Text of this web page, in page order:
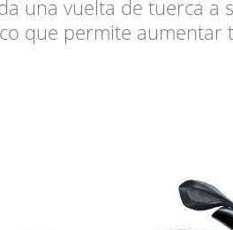
una vuelta de tuerca a
que permite aumentar